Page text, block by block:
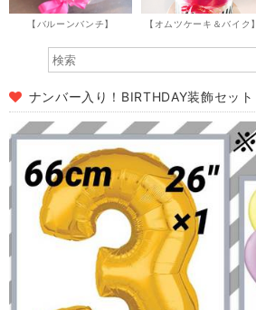
【バルーンバンチ】 【オムツケーキ＆バイク】
ナンバー入り！BIRTHDAY装飾セット